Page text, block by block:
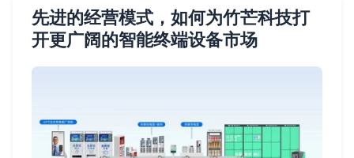
先进的经营模式，如何为竹芒科技打
开更广阔的智能终端设备市场